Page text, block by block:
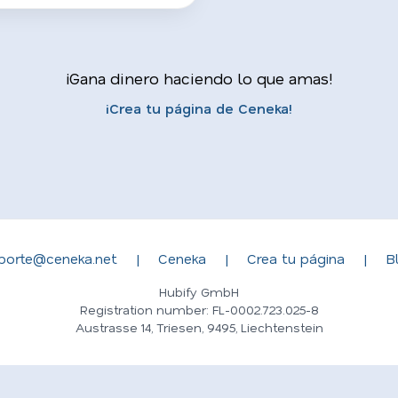
¡Gana dinero haciendo lo que amas!
¡Crea tu página de Ceneka!
| Ceneka | Crea tu página |
Hubify GmbH
Registration number: FL-0002.723.025-8
Austrasse 14, Triesen, 9495, Liechtenstein